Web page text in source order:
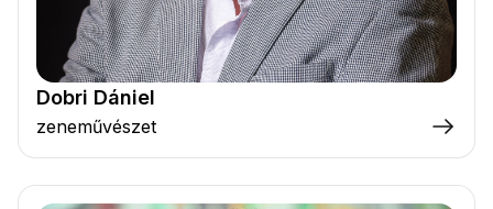
Dobri Dániel
zeneművészet